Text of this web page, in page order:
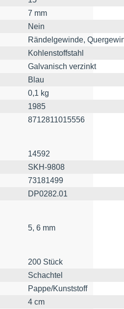
7 mm
Nein
Rändelgewinde,
Kohlenstoffstahl
Galvanisch verzinkt
Blau
0,1 kg
1985
8712811015556
14592
SKH-9808
73181499
DP0282.01
5, 6 mm
200 Stück
Schachtel
Pappe/Kunststoff
4 cm